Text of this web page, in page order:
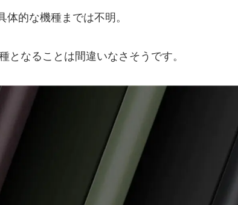
的な機種までは不明。
となることは間違いなさそうです。